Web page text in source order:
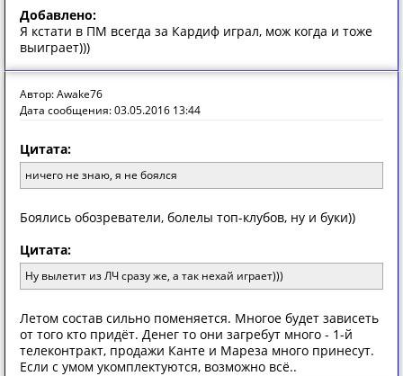
Добавлено:
Я кстати в ПМ всегда за Кардиф играл, мож когда и тоже
выиграет)))
Автор: Awake76
Дата сообщения: 03.05.2016 13:44
Цитата:
ничего не знаю, я не боялся
Боялись обозреватели, болелы топ-клубов, ну и буки))
Цитата:
Ну вылетит из ЛЧ сразу же, а так нехай играет)))
Летом состав сильно поменяется. Многое будет зависеть
от того кто придёт. Денег то они загребут много - 1-й
телеконтракт, продажи Канте и Мареза много принесут.
Если с умом укомплектуются, возможно всё..